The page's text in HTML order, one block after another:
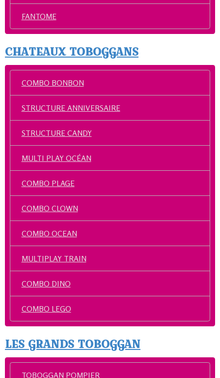
FANTOME
CHATEAUX TOBOGGANS
COMBO BONBON
STRUCTURE ANNIVERSAIRE
STRUCTURE CANDY
MULTI PLAY OCÉAN
COMBO PLAGE
COMBO CLOWN
COMBO OCEAN
MULTIPLAY TRAIN
COMBO DINO
COMBO LEGO
LES GRANDS TOBOGGAN
TOBOGGAN POMPIER